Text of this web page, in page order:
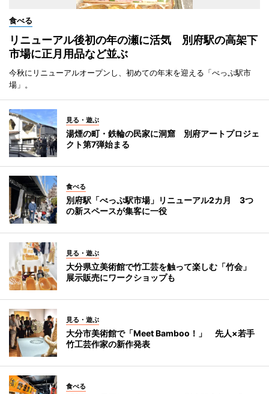
食べる
リニューアル後初の年の瀬に活気 別府駅の高架下
市場に正月用品など並ぶ
今秋にリニューアルオープンし、初めての年末を迎える「べっぷ駅市
場」。
見る・遊ぶ
湯煙の町・鉄輪の民家に洞窟 別府アートプロジェ
クト第7弾始まる
食べる
別府駅「べっぷ駅市場」リニューアル2カ月 3つ
の新スペースが集客に一役
見る・遊ぶ
大分県立美術館で竹工芸を触って楽しむ「竹会」
展示販売にワークショップも
見る・遊ぶ
大分市美術館で「Meet Bamboo！」 先人×若手
竹工芸作家の新作発表
食べる